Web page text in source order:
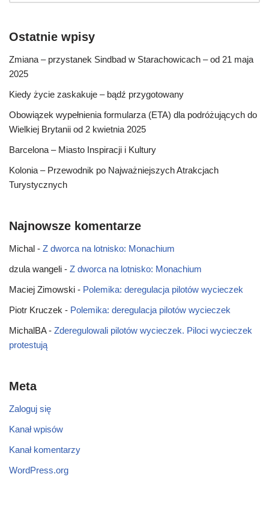
Ostatnie wpisy
Zmiana – przystanek Sindbad w Starachowicach – od 21 maja
2025
Kiedy życie zaskakuje – bądź przygotowany
Obowiązek wypełnienia formularza (ETA) dla podróżujących do
Wielkiej Brytanii od 2 kwietnia 2025
Barcelona – Miasto Inspiracji i Kultury
Kolonia – Przewodnik po Najważniejszych Atrakcjach
Turystycznych
Najnowsze komentarze
Michal - Z dworca na lotnisko: Monachium
dzula wangeli - Z dworca na lotnisko: Monachium
Maciej Zimowski - Polemika: deregulacja pilotów wycieczek
Piotr Kruczek - Polemika: deregulacja pilotów wycieczek
MichalBA- Zderegulowali pilotów wycieczek. Piloci wycieczek
protestują
Meta
Zaloguj się
Kanał wpisów
Kanał komentarzy
WordPress.org